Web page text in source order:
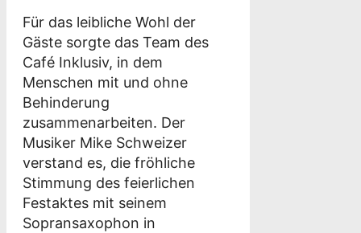
Für das leibliche Wohl der
Gäste sorgte das Team des
Café Inklusiv, in dem
Menschen mit und ohne
Behinderung
zusammenarbeiten. Der
Musiker Mike Schweizer
verstand es, die fröhliche
Stimmung des feierlichen
Festaktes mit seinem
Sopransaxophon in